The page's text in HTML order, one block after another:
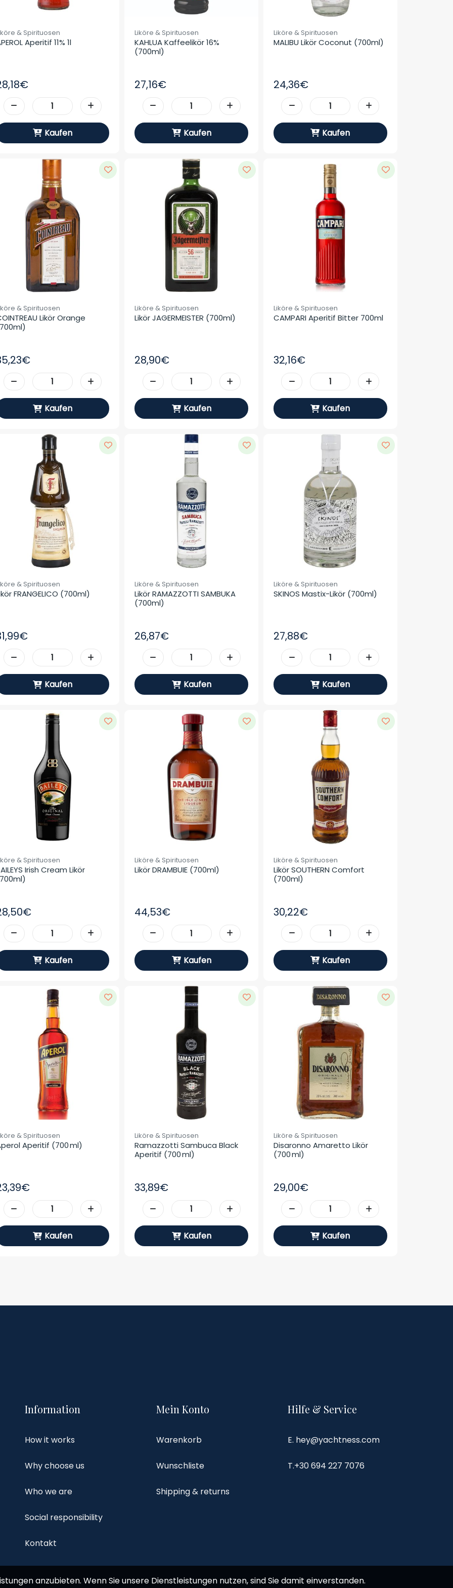
& Spirituosen
Aperitif 11% 1l
Kaufen
Liköre & Spirituosen
KAHLUA Kaffeelikör 16%
(700ml)
27,16€
Kaufen
Liköre & Spirituosen
MALIBU Likör Coconut (700ml)
24,36€
Kaufen
& Spirituosen
Likör Orange
Kaufen
Liköre & Spirituosen
Likör JAGERMEISTER (700ml)
28,90€
Kaufen
Liköre & Spirituosen
CAMPARI Aperitif Bitter 700ml
32,16€
Kaufen
& Spirituosen
FRANGELICO (700ml)
Kaufen
Liköre & Spirituosen
Likör RAMAZZOTTI SAMBUKA
(700ml)
26,87€
Kaufen
Liköre & Spirituosen
SKINOS Mastix-Likör (700ml)
27,88€
Kaufen
& Spirituosen
Irish Cream Likör
Kaufen
Liköre & Spirituosen
Likör DRAMBUIE (700ml)
44,53€
Kaufen
Liköre & Spirituosen
Likör SOUTHERN Comfort
(700ml)
30,22€
Kaufen
& Spirituosen
Aperitif (700 Ml)
Kaufen
Liköre & Spirituosen
Ramazzotti Sambuca Black
Aperitif (700 Ml)
33,89€
Kaufen
Liköre & Spirituosen
Disaronno Amaretto Likör
(700 Ml)
29,00€
Kaufen
Information
How it works
Why choose us
Who we are
Social responsibility
Kontakt
Mein Konto
Warenkorb
Wunschliste
Shipping & returns
Hilfe & Service
E. hey@yachtness.com
T.+30 694 227 7076
anzubieten. Wenn Sie unsere Dienstleistungen nutzen, sind Sie damit einverstanden.